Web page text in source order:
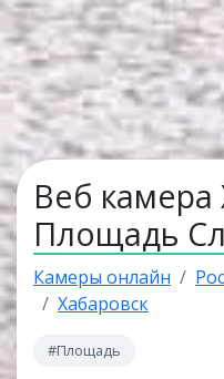
Веб камера
Площадь
Камеры онлайн
Хабаровск
#Площадь